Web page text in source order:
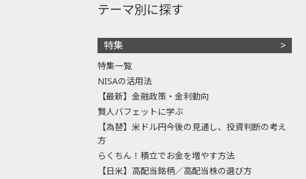
テーマ別に探す
特集
特集一覧
NISAの活用法
【最新】金融政策・金利動向
賢人バフェットに学ぶ
【為替】米ドル円今後の見通し、投資判断の考え
方
らくちん！積立でお金を増やす方法
【日米】高配当銘柄／高配当株の選び方